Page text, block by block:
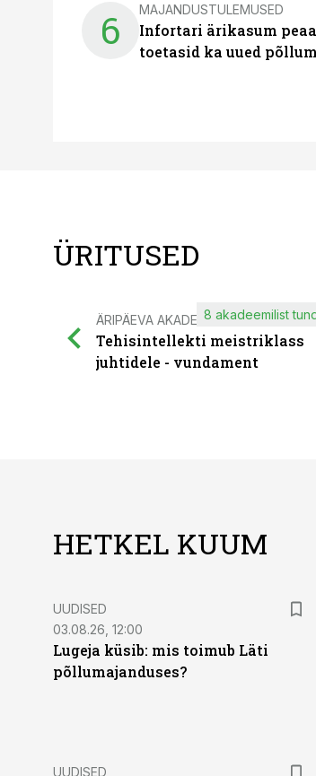
6 MAJANDUSTULEMUSED
Infortari ärikasum
toetasid ka uued
ÜRITUSED
ÄRIPÄEVA AKADEEMIA
Tehisintellekti meistriklass
juhtidele - vundament
8 akadeemilist
HETKEL KUUM
UUDISED
03.08.26, 12:00
Lugeja küsib: mis toimub Läti
põllumajanduses?
UUDISED